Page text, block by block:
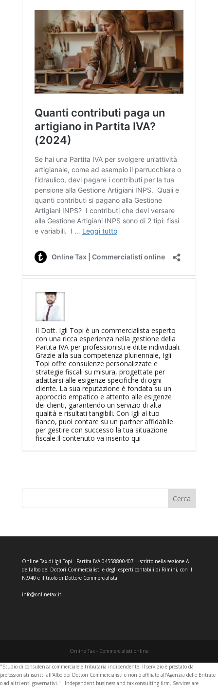
Il Dott. Igli Topi è un commercialista esperto
con una ricca esperienza nella gestione della
Partita IVA per professionisti e ditte individuali.
Grazie alla sua competenza pluriennale, Igli
Topi offre consulenze personalizzate e
strategie fiscali su misura, progettate per
adattarsi alle esigenze specifiche di ogni
cliente. La sua reputazione è fondata su un
approccio empatico e attento alle esigenze
dei clienti, garantendo un servizio di alta
qualità e risultati tangibili. Con Igli al tuo
fianco, puoi contare su un partner affidabile
per gestire con successo la tua situazione
fiscale.Il contenuto va inserito qui
Cerca
Online Tax di Igli Topi - Partita IVA 04558800407 - Iscritto nella sezione A
dell'albo dei Dottori Commercialisti e degli esperti contabili di Rimini, con il
N.940 e il titolo di Dottore Commercialista.
info@onlinetax.it
Online Tax - Commercialisti online
"Studio di consulenza commerciale e tributaria indipendente. Il servizio è prestato da
professionisti iscritti all'Albo dei Dottori Commercialisti e non è affiliato all'Agenzia delle Entrate
o ad altri enti governativi." "Independent business and tax consulting firm. Services are